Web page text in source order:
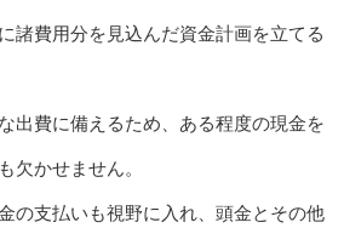
諸費用分を見込んだ資金計画を立てる
出費に備えるため、ある程度の現金を
欠かせません。
の支払いも視野に入れ、頭金とその他